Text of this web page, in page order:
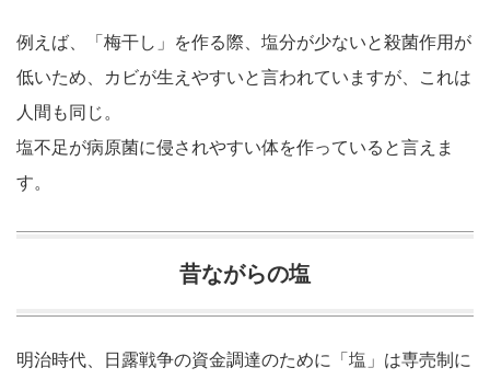
例えば、「梅干し」を作る際、塩分が少ないと殺菌作用が
低いため、カビが生えやすいと言われていますが、これは
人間も同じ。
塩不足が病原菌に侵されやすい体を作っていると言えま
す。
昔ながらの塩
明治時代、日露戦争の資金調達のために「塩」は専売制に